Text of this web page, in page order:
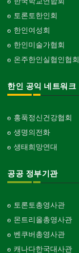
토론토한인회
한인여성회
한인미술가협회
온주한인실협인협회
한인 공익 네트워크
홍푹정신건강협회
생명의전화
생태희망연대
공공 정부기관
토론토총영사관
몬트리올총영사관
벤쿠버총영사관
캐나다한국대사관